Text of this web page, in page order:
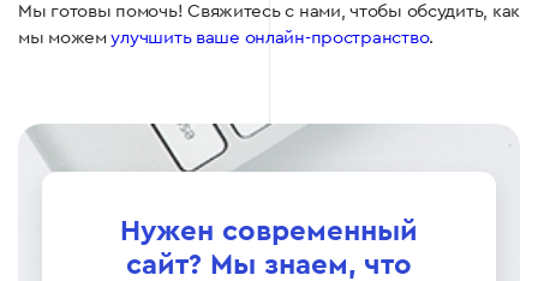
Мы готовы помочь! Свяжитесь с нами, чтобы обсудить, как
мы можемулучшить ваше онлайн-пространство.
Нужен современный
сайт? Мы знаем, что